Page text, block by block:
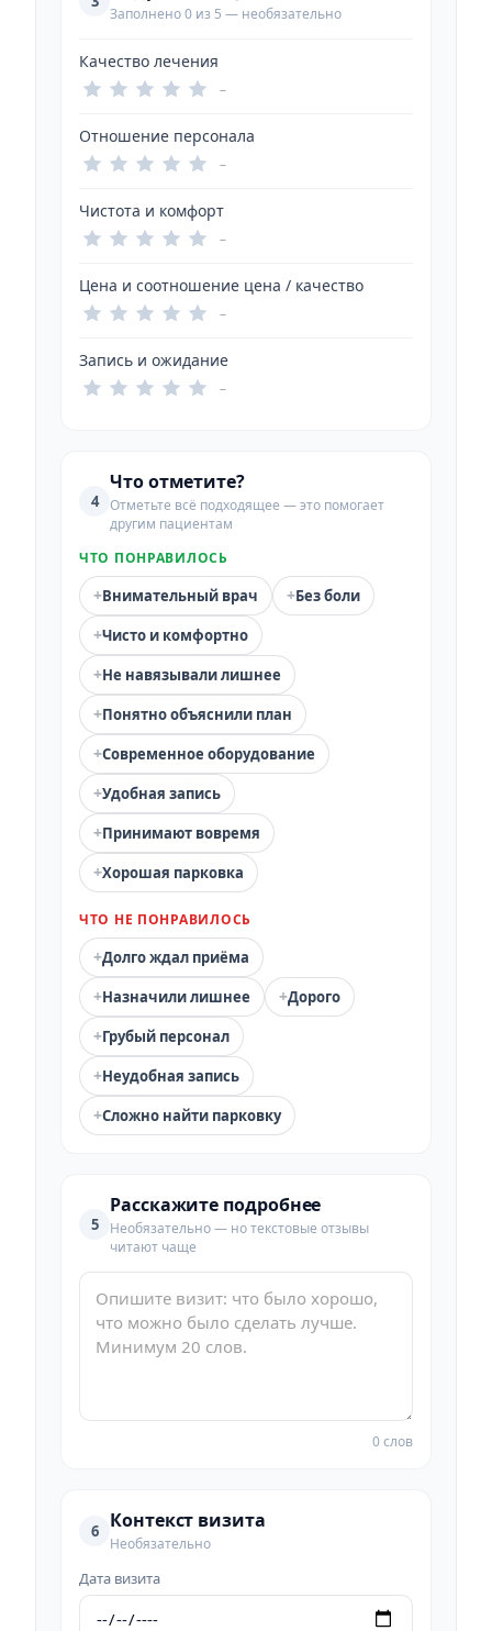
Заполнено 0 из 5 — необязательно
Качество лечения
–
Отношение персонала
–
Чистота и комфорт
–
Цена и соотношение цена / качество
–
Запись и ожидание
–
4
Что отметите?
Отметьте всё подходящее — это помогает
другим пациентам
ЧТО ПОНРАВИЛОСЬ
+Внимательный врач +Без боли
+Чисто и комфортно
+Не навязывали лишнее
+Понятно объяснили план
+Современное оборудование
+Удобная запись
+Принимают вовремя
+Хорошая парковка
ЧТО НЕ ПОНРАВИЛОСЬ
+Долго ждал приёма
+Назначили лишнее +Дорого
+Грубый персонал
+Неудобная запись
+Сложно найти парковку
5
Расскажите подробнее
Необязательно — но текстовые отзывы
читают чаще
0 слов
6 Контекст визита
Необязательно
Дата визита